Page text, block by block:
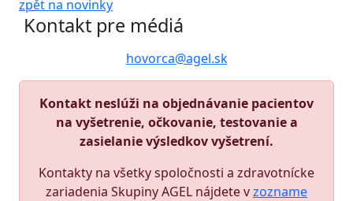
zpět na novinky
Kontakt pre médiá
hovorca@agel.sk
Kontakt neslúži na objednávanie pacientov
na vyšetrenie, očkovanie, testovanie a
zasielanie výsledkov vyšetrení.
Kontakty na všetky spoločnosti a zdravotnícke
zariadenia Skupiny AGEL nájdete vzozname